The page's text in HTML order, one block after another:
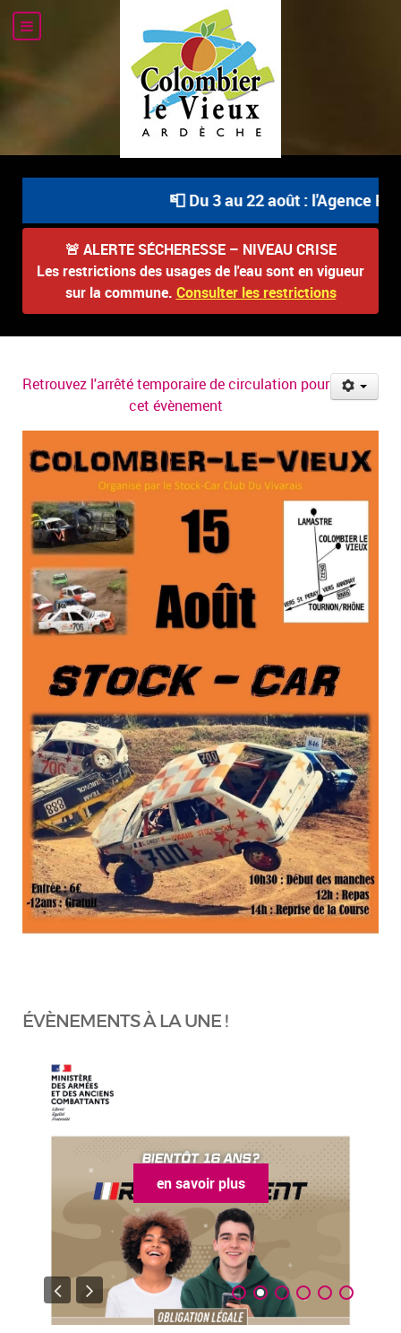
📮 Du 3 au 22 août : l'Agence
🚨 ALERTE SÉCHERESSE – NIVEAU CRISE
Les restrictions des usages de l'eau sont en vigueur
sur la commune. Consulter les restrictions
Retrouvez l'arrêté temporaire de circulation pour
cet évènement
ÉVÈNEMENTS À LA UNE !
en savoir plus